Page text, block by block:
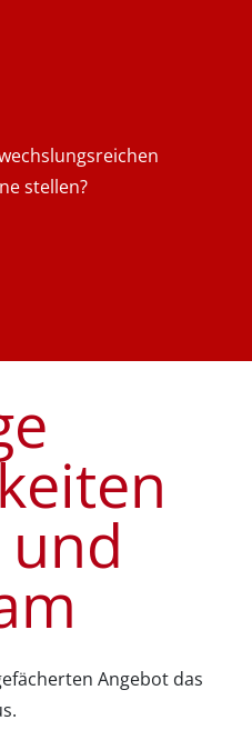
stellen?
Angebot das